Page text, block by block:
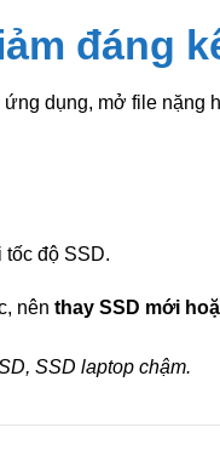
đáng
ứng dụng, mở file nặng
tốc độ SSD.
nênthay SSD mới
SSD laptop chậm.